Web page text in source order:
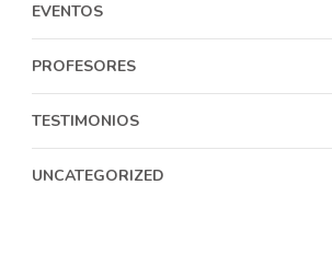
EVENTOS
PROFESORES
TESTIMONIOS
UNCATEGORIZED